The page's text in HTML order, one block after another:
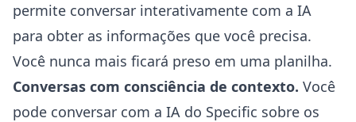
permite conversar interativamente com a IA
para obter as informações que você precisa.
Você nunca mais ficará preso em uma planilha.
Conversas com consciência de contexto. Você
pode conversar com a IA do Specific sobre os